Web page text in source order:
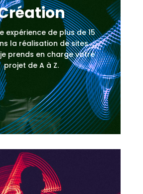
expérience de plus de 15
la réalisation de sites
prends en charge votre
projet de A à Z.